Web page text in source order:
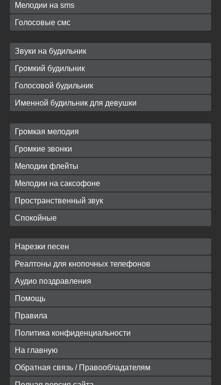
Мелодии на sms
Голосовые смс
Звуки на будильник
Громкий будильник
Голосовой будильник
Именной будильник для девушки
Громкая мелодия
Громкие звонки
Мелодии флейты
Мелодии на саксофоне
Пространственный звук
Спокойные
Нарезки песен
Реалтоны для кнопочных телефонов
Аудио поздравления
Помощь
Правила
Политика конфиденциальности
На главную
Обратная связь / Правообладателям